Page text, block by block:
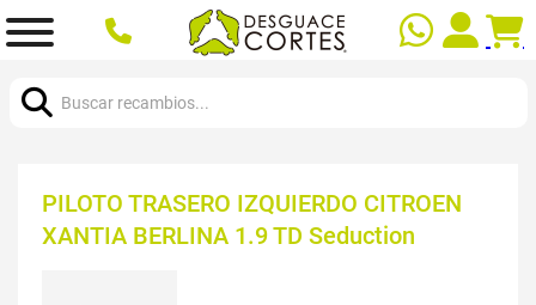
PILOTO TRASERO IZQUIERDO CITROEN
XANTIA BERLINA 1.9 TD Seduction